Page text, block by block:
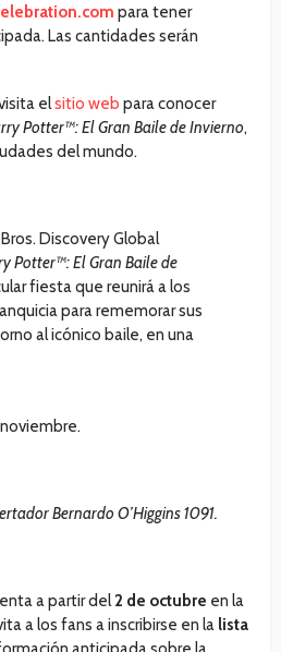
para tener
Las cantidades serán
elsitio web para conocer
Potter™: El Gran Baile de Invierno,
del mundo.
Discovery Global
Potter™: El Gran Baile de
fiesta que reunirá a los
para rememorar sus
al icónico baile, en una
Bernardo O’Higgins 1091.
a partir del2 de octubre en la
a los fans a inscribirse en la lista